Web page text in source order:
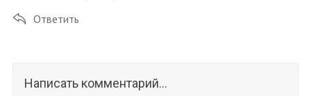
Ответить